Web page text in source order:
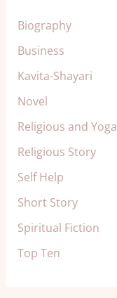
Biography
Business
Kavita-Shayari
Novel
Religious and Yoga
Religious Story
Self Help
Short Story
Spiritual Fiction
Top Ten